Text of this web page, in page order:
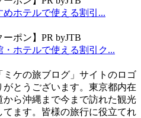
めホテルで使える割引...
ポン】PR byJTB
・ホテルで使える割引ク...
とうございます。東京都内在
ら沖縄まで今まで訪れた観光
ます。皆様の旅行に役立てれ